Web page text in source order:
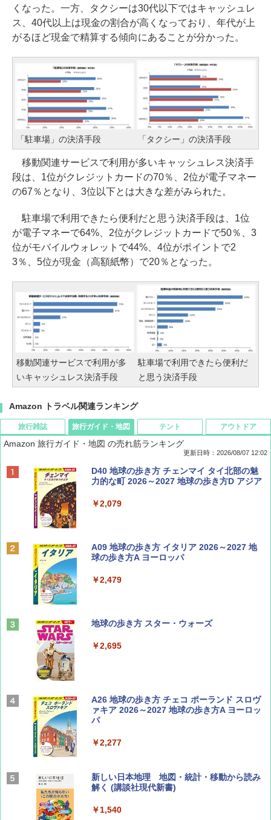
くなった。一方、タクシーは30代以下ではキャッシュレ
ス、40代以上は現金の割合が高くなっており、年代が上
がるほど現金で精算する傾向にあることが分かった。
「駐車場」の決済手段 「タクシー」の決済手段
移動関連サービスで利用が多いキャッシュレス決済手
段は、1位がクレジットカードの70％、2位が電子マネー
の67％となり、3位以下とは大きな差がみられた。
駐車場で利用できたら便利だと思う決済手段は、1位
が電子マネーで64%、2位がクレジットカードで50％、3
位がモバイルウォレットで44%、4位がポイントで2
3％、5位が現金（高額紙幣）で20％となった。
移動関連サービスで利用が多
いキャッシュレス決済手段
駐車場で利用できたら便利だ
と思う決済手段
Amazon トラベル関連ランキング
旅行雑誌
ディズニーファン ２０２６年 ９月号 [雑
誌] (ＤＩＳＮＥＹ ＦＡＮ)
￥713
BE-PAL(ビ-パル) 2026年 9 月号【特別付録:
SOTO ミニマル"旅"財布 ランダム2種】
￥1,500
山と溪谷 2026年8月号「南アルプス大全」
￥1,540
Coyote No.89 特集 星野道夫 夢見る旅
￥1,540
AIRLINE（エアライン）2026年9月号【特
集】ボーイング110周年を祝して！
￥1,760
旅行ガイド・地図
Amazon 旅行ガイド・地図 の売れ筋ランキング
更新日時：2026/08/07 12:02
D40 地球の歩き方 チェンマイ タイ北部の魅
力的な町 2026～2027 地球の歩き方D アジア
￥2,079
A09 地球の歩き方 イタリア 2026～2027 地
球の歩き方A ヨーロッパ
￥2,479
地球の歩き方 スター・ウォーズ
￥2,695
A26 地球の歩き方 チェコ ポーランド スロヴ
ァキア 2026～2027 地球の歩き方A ヨーロッ
パ
￥2,277
新しい日本地理 地図・統計・移動から読み
解く (講談社現代新書)
￥1,540
テント アウトドア